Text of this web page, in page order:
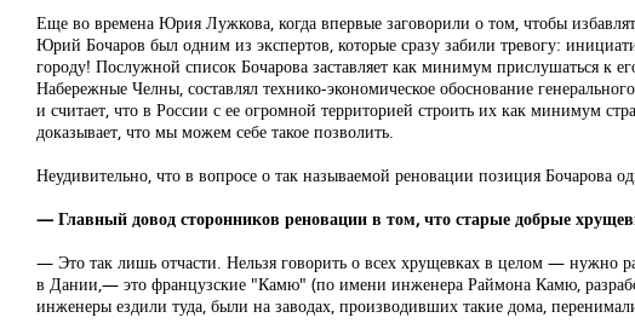
Еще во времена Юрия Лужкова, когда впервые заговорили о том, чтобы
Юрий Бочаров был одним из экспертов, которые сразу забили тревогу:
городу! Послужной список Бочарова заставляет как минимум прислушаться к
Набережные Челны, составлял технико-экономическое обоснование
и считает, что в России с ее огромной территорией строить их как минимум
доказывает, что мы можем себе такое позволить.
Неудивительно, что в вопросе о так называемой реновации позиция Бочарова
— Главный довод сторонников реновации в том, что старые добрые
— Это так лишь отчасти. Нельзя говорить о всех хрущевках в целом — нужно
в Дании,— это французские "Камю" (по имени инженера Раймона Камю,
инженеры ездили туда, были на заводах, производивших такие дома,